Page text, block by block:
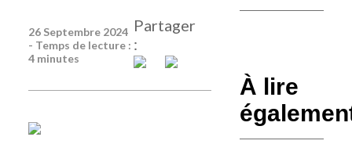
26 Septembre 2024
- Temps de lecture :
4 minutes
Partager
:
À lire